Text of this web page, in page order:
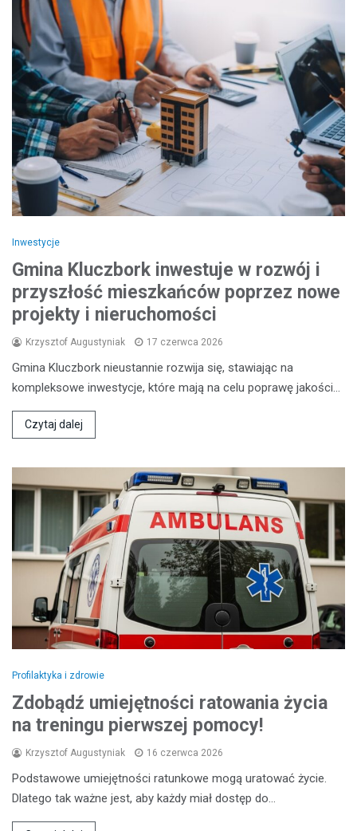
Inwestycje
Gmina Kluczbork inwestuje w rozwój i
przyszłość mieszkańców poprzez nowe
projekty i nieruchomości
Krzysztof Augustyniak 17 czerwca 2026
Gmina Kluczbork nieustannie rozwija się, stawiając na
kompleksowe inwestycje, które mają na celu poprawę jakości…
Czytaj dalej
Profilaktyka i zdrowie
Zdobądź umiejętności ratowania życia
na treningu pierwszej pomocy!
Krzysztof Augustyniak 16 czerwca 2026
Podstawowe umiejętności ratunkowe mogą uratować życie.
Dlatego tak ważne jest, aby każdy miał dostęp do…